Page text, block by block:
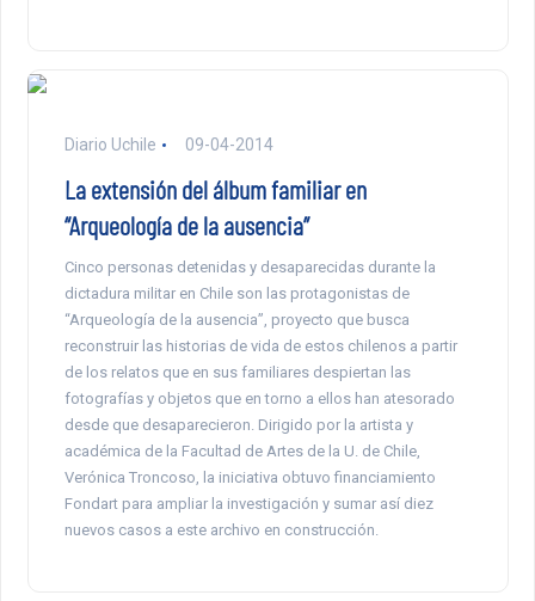
Diario Uchile 09-04-2014
La extensión del álbum familiar en
“Arqueología de la ausencia”
Cinco personas detenidas y desaparecidas durante la
dictadura militar en Chile son las protagonistas de
“Arqueología de la ausencia”, proyecto que busca
reconstruir las historias de vida de estos chilenos a partir
de los relatos que en sus familiares despiertan las
fotografías y objetos que en torno a ellos han atesorado
desde que desaparecieron. Dirigido por la artista y
académica de la Facultad de Artes de la U. de Chile,
Verónica Troncoso, la iniciativa obtuvo financiamiento
Fondart para ampliar la investigación y sumar así diez
nuevos casos a este archivo en construcción.